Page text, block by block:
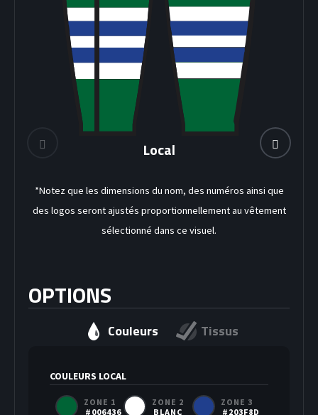
DEK HOCKEY
Local
*Notez que les dimensions du nom, des numéros ainsi que
des logos seront ajustés proportionnellement au vêtement
sélectionné dans ce visuel.
OPTIONS
Couleurs Tissus
COULEURS LOCAL
ZONE 1
#006436
ZONE 2
BLANC
ZONE 3
#203F8D